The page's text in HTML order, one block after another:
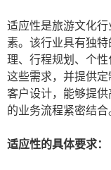
适应性是旅游文化
素。该行业具有独
理、行程规划、个
这些需求，并提供定
客户设计，能够提
的业务流程紧密结合
适应性的具体要求：